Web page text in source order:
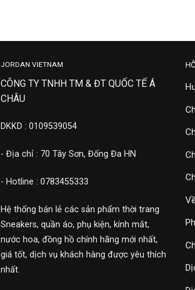
JORDAN VIETNAM
CÔNG TY TNHH TM & ĐT QUỐC TẾ Á
CHÂU
DKKD : 0109539054
- Địa chỉ : 70 Tây Sơn, Đống Đa HN
- Hotline : 0783455333
Hệ thống bán lẻ các sản phẩm thời trang
Sneakers, quần áo, phụ kiện, kính mắt,
nước hoa, đồng hồ chính hãng mới nhất,
giá tốt, dịch vụ khách hàng được yêu thích
nhất.